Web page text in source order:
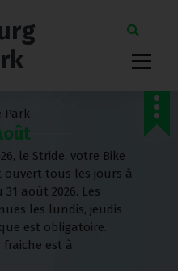
Park
le Stride, votre Bike
ouvert tous les jours à
août 2026. Les
les lundis, jeudis
est obligatoire.
est à